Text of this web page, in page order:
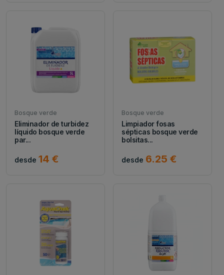
Bosque verde
Eliminador de turbidez
líquido bosque verde
par...
desde 14 €
Bosque verde
Limpiador fosas
sépticas bosque verde
bolsitas...
desde 6.25 €